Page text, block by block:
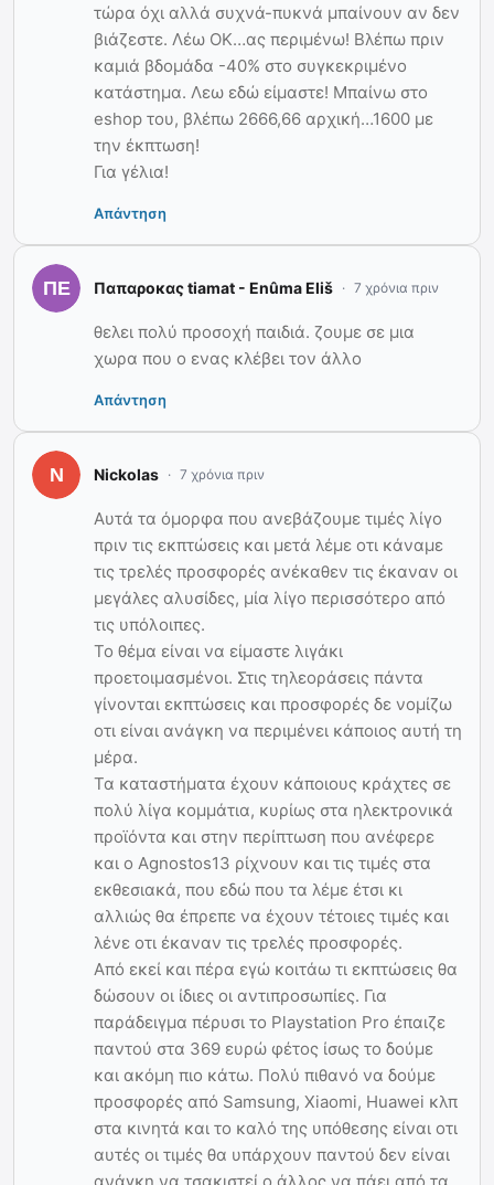
τώρα όχι αλλά συχνά-πυκνά μπαίνουν αν δεν
βιάζεστε. Λέω ΟΚ…ας περιμένω! Βλέπω πριν
καμιά βδομάδα -40% στο συγκεκριμένο
κατάστημα. Λεω εδώ είμαστε! Μπαίνω στο
eshop του, βλέπω 2666,66 αρχική…1600 με
την έκπτωση!
Για γέλια!
Απάντηση
Παπαροκας tiamat - Enûma Eliš 7 χρόνια πριν
θελει πολύ προσοχή παιδιά. ζουμε σε μια
χωρα που ο ενας κλέβει τον άλλο
Απάντηση
Nickolas 7 χρόνια πριν
Αυτά τα όμορφα που ανεβάζουμε τιμές λίγο
πριν τις εκπτώσεις και μετά λέμε οτι κάναμε
τις τρελές προσφορές ανέκαθεν τις έκαναν οι
μεγάλες αλυσίδες, μία λίγο περισσότερο από
τις υπόλοιπες.
Το θέμα είναι να είμαστε λιγάκι
προετοιμασμένοι. Στις τηλεοράσεις πάντα
γίνονται εκπτώσεις και προσφορές δε νομίζω
οτι είναι ανάγκη να περιμένει κάποιος αυτή τη
μέρα.
Τα καταστήματα έχουν κάποιους κράχτες σε
πολύ λίγα κομμάτια, κυρίως στα ηλεκτρονικά
προϊόντα και στην περίπτωση που ανέφερε
και ο Agnostos13 ρίχνουν και τις τιμές στα
εκθεσιακά, που εδώ που τα λέμε έτσι κι
αλλιώς θα έπρεπε να έχουν τέτοιες τιμές και
λένε οτι έκαναν τις τρελές προσφορές.
Από εκεί και πέρα εγώ κοιτάω τι εκπτώσεις θα
δώσουν οι ίδιες οι αντιπροσωπίες. Για
παράδειγμα πέρυσι το Playstation Pro έπαιζε
παντού στα 369 ευρώ φέτος ίσως το δούμε
και ακόμη πιο κάτω. Πολύ πιθανό να δούμε
προσφορές από Samsung, Xiaomi, Huawei κλπ
στα κινητά και το καλό της υπόθεσης είναι οτι
αυτές οι τιμές θα υπάρχουν παντού δεν είναι